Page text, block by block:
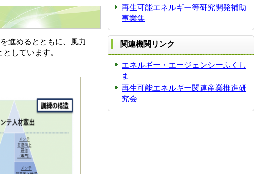
進めるとともに、風力
しています。
再生可能エネルギー等研究開発補助
事業集
関連機関リンク
エネルギー・エージェンシーふくし
ま
再生可能エネルギー関連産業推進研
究会